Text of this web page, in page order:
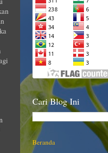
Cari Blog Ini
Beranda